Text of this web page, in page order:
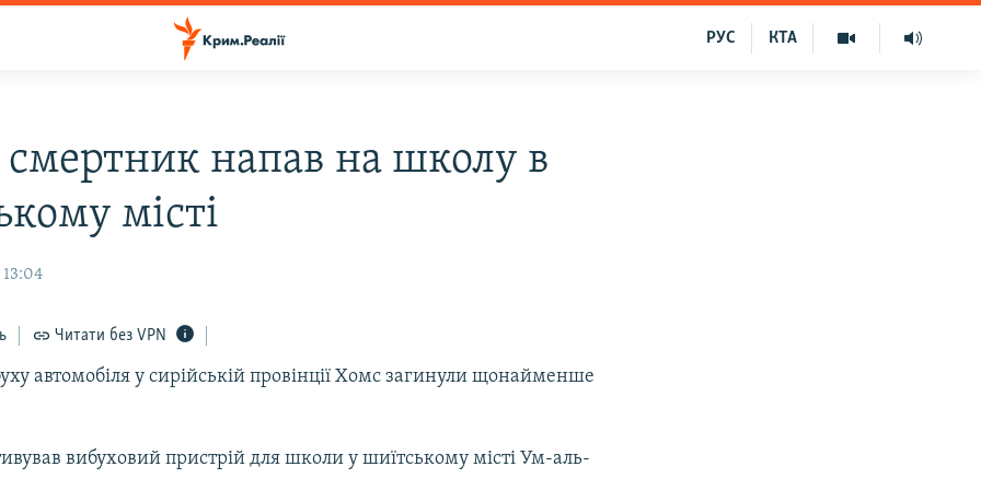
КТА
РУС
смертник напав на школу в
місті
13:04
Читати без VPN
автомобіля у сирійській провінції Хомс загинули щонайменше
вибуховий пристрій для школи у шиїтському місті Ум-аль-